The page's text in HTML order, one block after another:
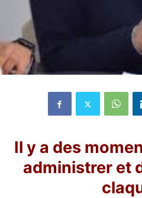
Il y a des
administrer et